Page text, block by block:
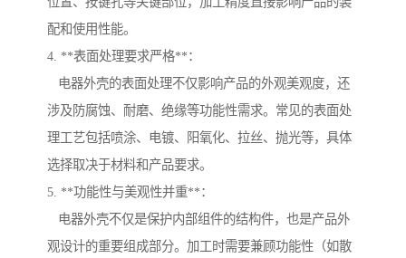
配和使用性能。
4. **表面处理要求严格**：
电器外壳的表面处理不仅影响产品的外观美观度，还
涉及防腐蚀、耐磨、绝缘等功能性需求。常见的表面处
理工艺包括喷涂、电镀、阳氧化、拉丝、抛光等，具体
选择取决于材料和产品要求。
5. **功能性与美观性并重**：
电器外壳不仅是保护内部组件的结构件，也是产品外
观设计的重要组成部分。加工时需要兼顾功能性（如散